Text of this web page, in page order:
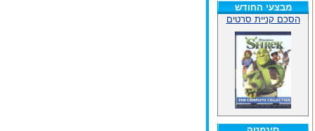
מבצעי החודש
הסכם קניית סרטים